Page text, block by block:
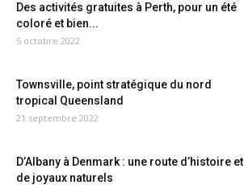
Des activités gratuites à Perth, pour un été
coloré et bien...
5 octobre 2022
Townsville, point stratégique du nord
tropical Queensland
21 septembre 2022
D’Albany à Denmark : une route d’histoire et
de joyaux naturels